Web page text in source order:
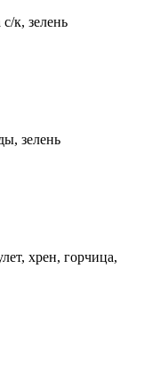
к, зелень
зелень
хрен, горчица,